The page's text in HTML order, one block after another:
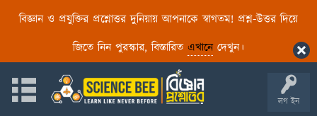
বিজ্ঞান ও প্রযুক্তির প্রশ্নোত্তর দুনিয়ায় আপনাকে স্বাগতম! প্রশ্ন-উত্তর দিয়ে
জিতে নিন পুরস্কার, বিস্তারিত এখানেদেখুন।
লগ ইন